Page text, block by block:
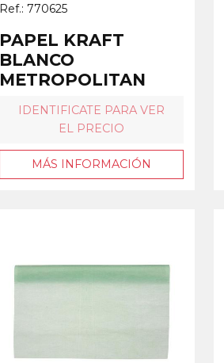
Ref.: 770625
PAPEL KRAFT
BLANCO
METROPOLITAN
IDENTIFICATE PARA VER
EL PRECIO
MÁS INFORMACIÓN